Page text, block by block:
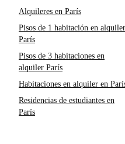
Alquileres en París
Pisos de 1 habitación en alquiler
París
Pisos de 3 habitaciones en
alquiler París
Habitaciones en alquiler en
Residencias de estudiantes en
París